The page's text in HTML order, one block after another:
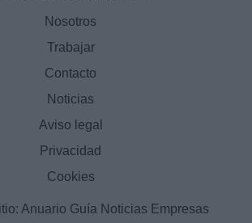
Nosotros
Trabajar
Contacto
Noticias
Aviso legal
Privacidad
Cookies
Anuario Guía Noticias Empresas